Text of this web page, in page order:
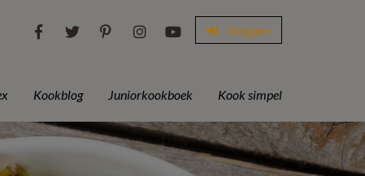
Inloggen
Kookblog Juniorkookboek Kook simpel